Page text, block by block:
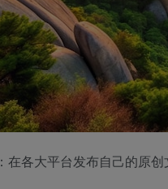
：在各大平台发布自己的原创